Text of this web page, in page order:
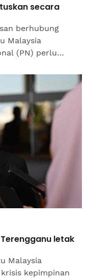
secara
berhubung
Malaysia
(PN) perlu
letak
Malaysia
kepimpinan